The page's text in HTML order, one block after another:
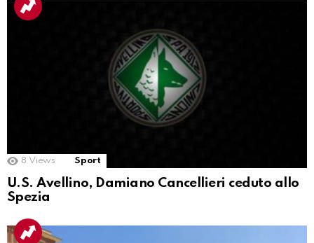
8 Views Sport
U.S. Avellino, Damiano Cancellieri ceduto allo
Spezia